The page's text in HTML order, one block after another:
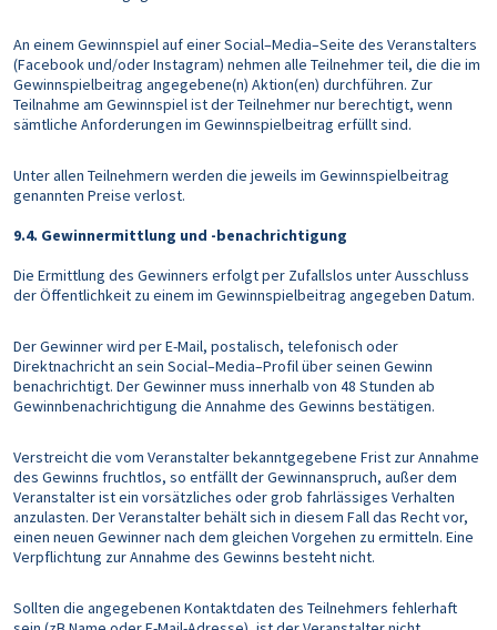
An einem Gewinnspiel auf einer Social–Media–Seite des Veranstalters
(Facebook und/oder Instagram) nehmen alle Teilnehmer teil, die die im
Gewinnspielbeitrag angegebene(n) Aktion(en) durchführen. Zur
Teilnahme am Gewinnspiel ist der Teilnehmer nur berechtigt, wenn
sämtliche Anforderungen im Gewinnspielbeitrag erfüllt sind.
Unter allen Teilnehmern werden die jeweils im Gewinnspielbeitrag
genannten Preise verlost.
9.4. Gewinnermittlung und -benachrichtigung
Die Ermittlung des Gewinners erfolgt per Zufallslos unter Ausschluss
der Öffentlichkeit zu einem im Gewinnspielbeitrag angegeben Datum.
Der Gewinner wird per E-Mail, postalisch, telefonisch oder
Direktnachricht an sein Social–Media–Profil über seinen Gewinn
benachrichtigt. Der Gewinner muss innerhalb von 48 Stunden ab
Gewinnbenachrichtigung die Annahme des Gewinns bestätigen.
Verstreicht die vom Veranstalter bekanntgegebene Frist zur Annahme
des Gewinns fruchtlos, so entfällt der Gewinnanspruch, außer dem
Veranstalter ist ein vorsätzliches oder grob fahrlässiges Verhalten
anzulasten. Der Veranstalter behält sich in diesem Fall das Recht vor,
einen neuen Gewinner nach dem gleichen Vorgehen zu ermitteln. Eine
Verpflichtung zur Annahme des Gewinns besteht nicht.
Sollten die angegebenen Kontaktdaten des Teilnehmers fehlerhaft